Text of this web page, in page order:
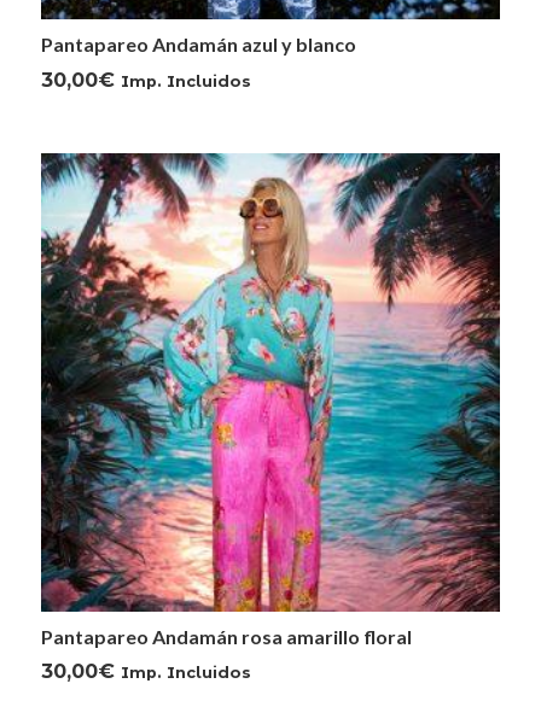
Pantapareo Andamán azul y blanco
30,00€ Imp. Incluidos
Pantapareo Andamán rosa amarillo floral
30,00€ Imp. Incluidos